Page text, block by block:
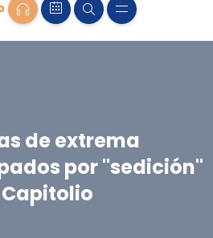
de extrema
por "sedición"